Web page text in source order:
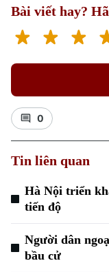
Xu hướng
Bài viết hay?
0
Tin liên quan
Hà Nội triển
tiến độ
Người dân
bầu cử